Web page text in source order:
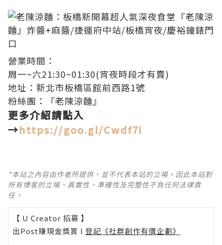
營業時間：
周一~六21:30~01:30(宵夜時段才有賣)
地址：新北市板橋區館前西路1號
粉絲團：
『老陳涼麵』
更多介紹請點入
→https://goo.gl/Cwdf7i
*本站之內容由作者所提供，並不代表本站的立場。因此本站對
所有博客的立場、真實性、準確性及完整性不負任何法律責
任。
【 U Creator 招募 】
出Post賺現金獎賞 l 登記《社群創作有價企劃》